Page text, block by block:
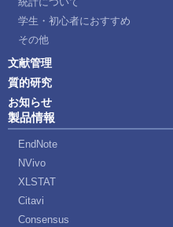
学生・初心者におすすめ
その他
文献管理
質的研究
お知らせ
製品情報
EndNote
NVivo
XLSTAT
Citavi
Consensus